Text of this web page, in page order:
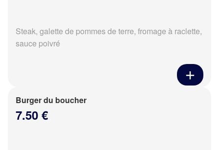
Steak, galette de pommes de terre, fromage à raclette,
sauce poivré
Burger du boucher
7.50 €